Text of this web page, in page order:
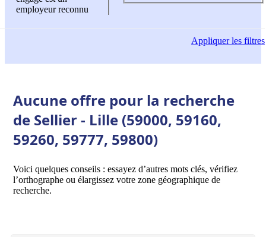
employeur reconnu
Appliquerles filtres
Aucune offre pour la recherche
de Sellier - Lille (59000, 59160,
59260, 59777, 59800)
Voici quelques conseils : essayez d’autres mots clés, vérifiez
l’orthographe ou élargissez votre zone géographique de
recherche.